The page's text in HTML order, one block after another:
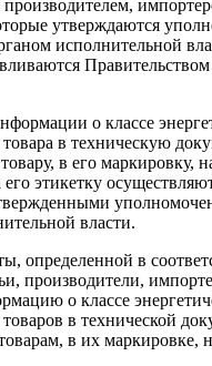
производителем,
утверждаются
исполнительной
о классе
в техническую
в его маркировку,
этикетку
власти.
определенной в
производители,
о классе
в технической
в их маркировке,